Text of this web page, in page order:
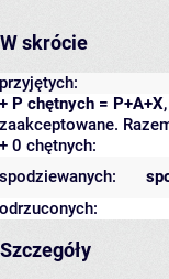
W skrócie
przyjętych:
+ P chętnych = P+A+X
zaakceptowane.
+ 0 chętnych:
spodziewanych:
odrzuconych:
Szczegóły